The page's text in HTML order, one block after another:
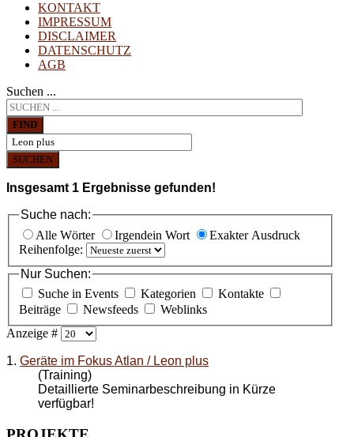
KONTAKT
IMPRESSUM
DISCLAIMER
DATENSCHUTZ
AGB
Suchen ...
FIND
SUCHEN
Insgesamt 1 Ergebnisse gefunden!
Suche nach:
Alle Wörter
Irgendein Wort
Exakter Ausdruck
Reihenfolge:
Nur Suchen:
Suche in Events
Kategorien
Kontakte
Beiträge
Newsfeeds
Weblinks
Anzeige #
1. Geräte im Fokus Atlan / Leon plus
(Training)
Detaillierte Seminarbeschreibung in Kürze
verfügbar!